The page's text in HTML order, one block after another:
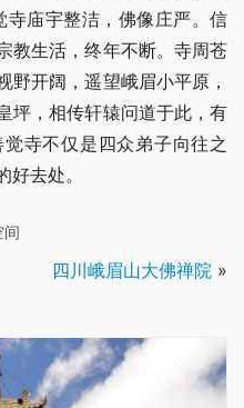
寺庙宇整洁，佛像庄严。信
教生活，终年不断。寺周苍
野开阔，遥望峨眉小平原，
坪，相传轩辕问道于此，有
寺不仅是四众弟子向往之
去处。
间
四川峨眉山大佛禅院 »